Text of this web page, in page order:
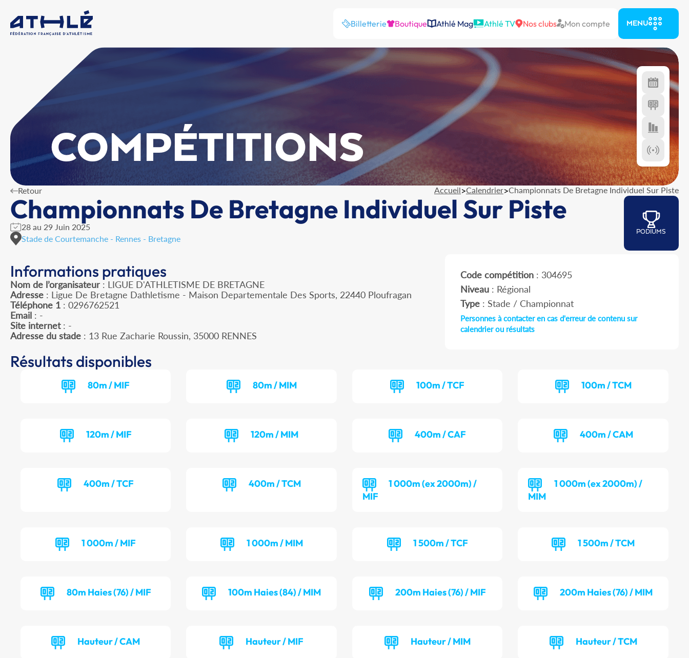
Billetterie Boutique Athlé Mag Athlé TV Nos clubs Mon compte MENU
COMPÉTITIONS
Retour Accueil>Calendrier>Championnats De Bretagne Individuel Sur Piste
Championnats De Bretagne Individuel Sur Piste
28 au 29 Juin 2025
Stade de Courtemanche - Rennes - Bretagne
PODIUMS
Informations pratiques
Nom de l’organisateur : LIGUE D'ATHLETISME DE BRETAGNE
Adresse : Ligue De Bretagne Dathletisme - Maison Departementale Des Sports, 22440 Ploufragan
Téléphone 1 : 0296762521
Email : -
Site internet: -
Adresse du stade : 13 Rue Zacharie Roussin, 35000 RENNES
Code compétition: 304695
Niveau: Régional
Type: Stade / Championnat
Personnes à contacter en cas d'erreur de contenu sur
calendrier ou résultats
Résultats disponibles
80m / MIF 80m / MIM 100m / TCF 100m / TCM
120m / MIF 120m / MIM 400m / CAF 400m / CAM
400m / TCF 400m / TCM
1 000m (ex 2000m) /
MIF
1 000m (ex 2000m) /
MIM
1 000m / MIF 1 000m / MIM 1 500m / TCF 1 500m / TCM
80m Haies (76) / MIF 100m Haies (84) / MIM 200m Haies (76) / MIF 200m Haies (76) / MIM
Hauteur / CAM Hauteur / MIF Hauteur / MIM Hauteur / TCM